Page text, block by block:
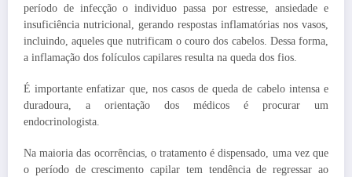
período de infecção o individuo passa por estresse, ansiedade e
insuficiência nutricional, gerando respostas inflamatórias nos vasos,
incluindo, aqueles que nutrificam o couro dos cabelos. Dessa forma,
a inflamação dos folículos capilares resulta na queda dos fios.
É importante enfatizar que, nos casos de queda de cabelo intensa e
duradoura, a orientação dos médicos é procurar um
endocrinologista.
Na maioria das ocorrências, o tratamento é dispensado, uma vez que
o período de crescimento capilar tem tendência de regressar ao